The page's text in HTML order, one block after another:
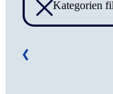
Kategorien